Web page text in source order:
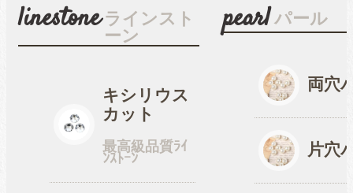
コットン風アクリルパー
ル
linestone ラインスト
ーン
キシリウス
カット
最高級品質ﾗｲ
ﾝｽﾄｰﾝ
pearl パール
両穴
片穴